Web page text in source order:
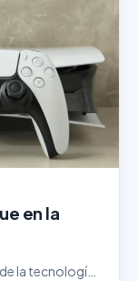
en la
la tecnología,